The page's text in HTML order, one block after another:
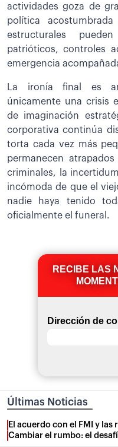
actividades goza de
política
estructurales
patrióticos, controles
emergencia
La ironía final es
únicamente una crisis
de imaginación
corporativa continúa
torta cada vez más
permanecen
criminales, la
incómoda de que el
nadie haya tenido
oficialmente el funeral.
RECIBE LAS
Dirección de
Últimas Noticias
El acuerdo con el FMI y
Cambiar el rumbo: el